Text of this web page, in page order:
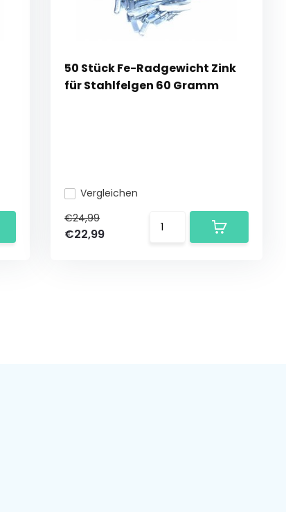
50 Stück Fe-Radgewicht Zink
für Stahlfelgen 60 Gramm
Vergleichen
€24,99
€22,99